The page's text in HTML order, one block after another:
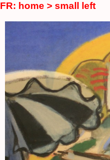
FR: home > small left